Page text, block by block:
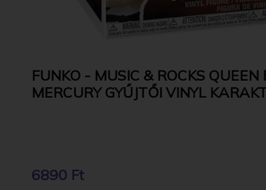
FUNKO - MUSIC & ROCKS QUEEN
MERCURY GYŰJTŐI VINYL
6890 Ft